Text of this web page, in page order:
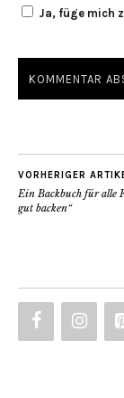
Ja, füge mich
VORHERIGER
Ein Backbuch für alle
gut backen“